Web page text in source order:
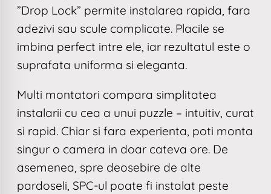
”Drop Lock” permite instalarea rapida, fara
adezivi sau scule complicate. Placile se
imbina perfect intre ele, iar rezultatul este o
suprafata uniforma si eleganta.
Multi montatori compara simplitatea
instalarii cu cea a unui puzzle – intuitiv, curat
si rapid. Chiar si fara experienta, poti monta
singur o camera in doar cateva ore. De
asemenea, spre deosebire de alte
pardoseli, SPC-ul poate fi instalat peste